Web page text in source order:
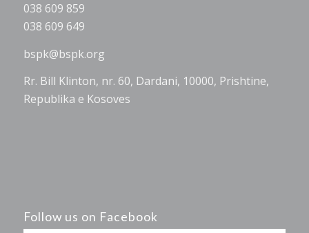
038 609 859
038 609 649
bspk@bspk.org
Rr. Bill Klinton, nr. 60, Dardani, 10000, Prishtine,
Republika e Kosoves
Follow us on Facebook